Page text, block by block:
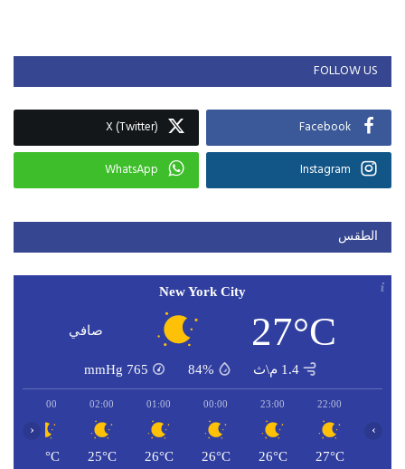
FOLLOW US
Facebook
X (Twitter)
Instagram
WhatsApp
الطقس
New York City
27°C صافي
1.4 م\ث 84%
765
mmHg
22:00
27°C
23:00
26°C
00:00
26°C
01:00
26°C
02:00
25°C
03:00
25°C
‹ ›